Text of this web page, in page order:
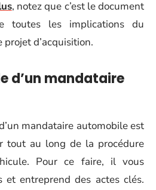
, notez que c’est le document
toutes les implications du
d’acquisition.
d’un mandataire
mandataire automobile est
tout au long de la procédure
Pour ce faire, il vous
et entreprend des actes clés.